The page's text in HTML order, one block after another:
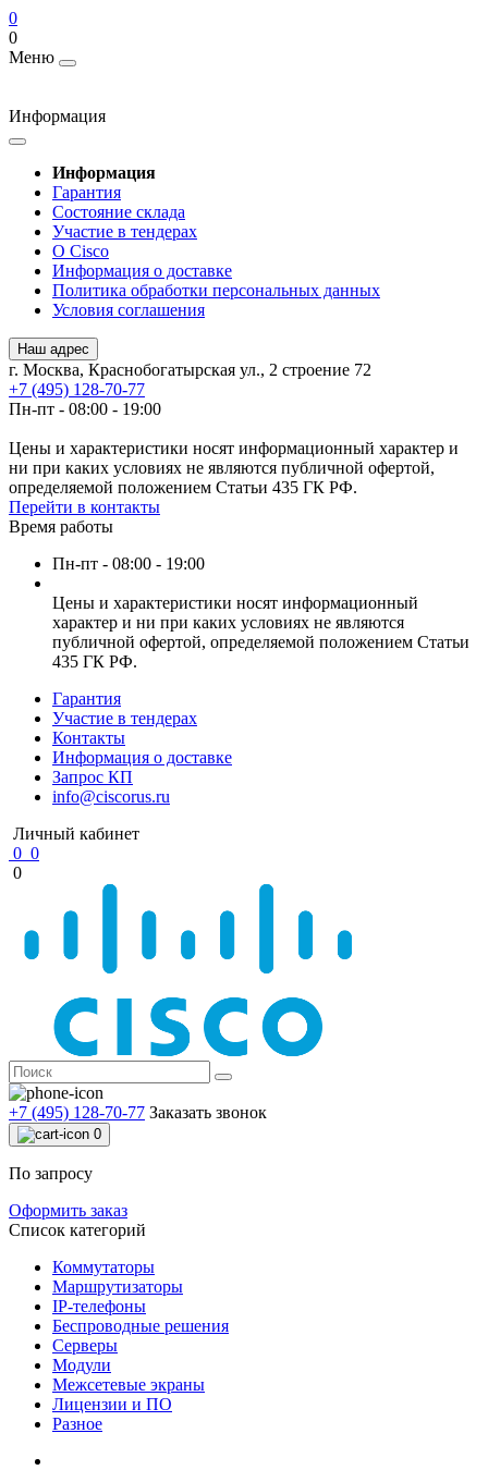
0
0
Меню
Информация
Информация
Гарантия
Состояние склада
Участие в тендерах
О Cisco
Информация о доставке
Политика обработки персональных данных
Условия соглашения
Наш адрес
г. Москва, Краснобогатырская ул., 2 строение 72
+7 (495) 128-70-77
Пн-пт - 08:00 - 19:00
Цены и характеристики носят информационный характер и
ни при каких условиях не являются публичной офертой,
определяемой положением Статьи 435 ГК РФ.
Перейти в контакты
Время работы
Пн-пт - 08:00 - 19:00
Цены и характеристики носят информационный
характер и ни при каких условиях не являются
публичной офертой, определяемой положением Статьи
435 ГК РФ.
Гарантия
Участие в тендерах
Контакты
Информация о доставке
Запрос КП
info@ciscorus.ru
Личный кабинет
0 0
0
+7 (495) 128-70-77 Заказать звонок
0
По запросу
Оформить заказ
Список категорий
Коммутаторы
Маршрутизаторы
IP-телефоны
Беспроводные решения
Серверы
Модули
Межсетевые экраны
Лицензии и ПО
Разное